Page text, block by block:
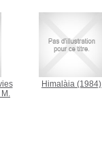
Himalàia (1984)